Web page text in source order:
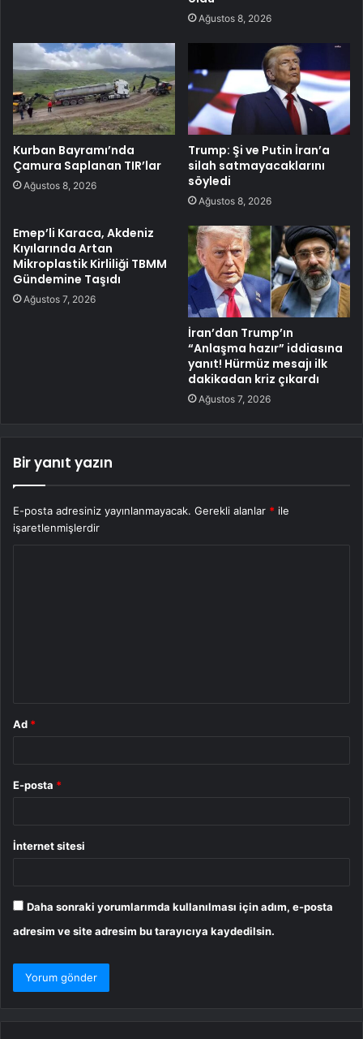
Ağustos 8, 2026
Kurban Bayramı’nda
Çamura Saplanan TIR’lar
Ağustos 8, 2026
Trump: Şi ve Putin İran’a
silah satmayacaklarını
söyledi
Ağustos 8, 2026
Emep’li Karaca, Akdeniz
Kıyılarında Artan
Mikroplastik Kirliliği TBMM
Gündemine Taşıdı
Ağustos 7, 2026
İran’dan Trump’ın
“Anlaşma hazır” iddiasına
yanıt! Hürmüz mesajı ilk
dakikadan kriz çıkardı
Ağustos 7, 2026
Bir yanıt yazın
E-posta adresiniz yayınlanmayacak. Gerekli alanlar * ile
işaretlenmişlerdir
Ad *
E-posta *
İnternet sitesi
Daha sonraki yorumlarımda kullanılması için adım, e-posta
adresim ve site adresim bu tarayıcıya kaydedilsin.